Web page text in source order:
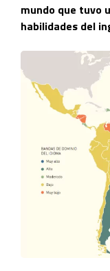
mundo que tuvo
habilidades del